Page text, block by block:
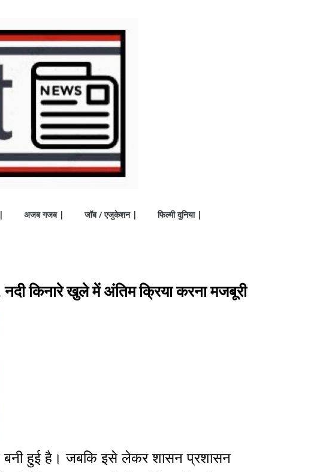
अजब गजब | जॉब / एजुकेशन | फिल्मी दुनिया |
किनारे खुले में अंतिम क्रिया करना मजबूरी
बनी हुई है। जबकि इसे लेकर शासन प्रशासन